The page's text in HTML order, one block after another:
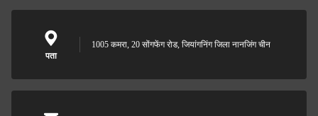
पता
1005 कमरा, 20 सोंगफेंग रोड, जियांगनिंग जिला नानजिंग चीन